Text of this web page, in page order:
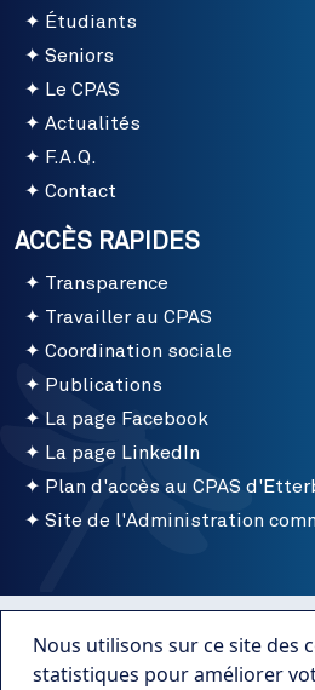
Étudiants
Seniors
Le CPAS
Actualités
F.A.Q.
Contact
ACCÈS RAPIDES
Transparence
Travailler au CPAS
Coordination sociale
Publications
La page Facebook
La page LinkedIn
Plan d'accès au CPAS
Site de l'Administration
Menu bottom
Mentions
Nous utilisons sur ce site des
statistiques pour améliorer